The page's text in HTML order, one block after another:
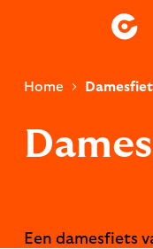
Home
Een damesfiets